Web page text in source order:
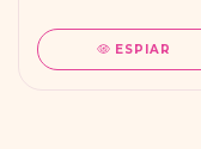
ESPIAR